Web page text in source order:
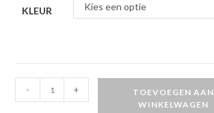
KLEUR Kies een optie
Gripper
- +
TOEVOEGEN AAN
WINKELWAGEN